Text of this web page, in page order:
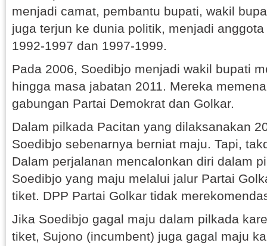
menjadi camat, pembantu bupati, wakil
juga terjun ke dunia politik, menjadi
1992-1997 dan 1997-1999.
Pada 2006, Soedibjo menjadi wakil bupati
hingga masa jabatan 2011. Mereka
gabungan Partai Demokrat dan Golkar.
Dalam pilkada Pacitan yang dilaksanakan
Soedibjo sebenarnya berniat maju. Tapi,
Dalam perjalanan mencalonkan diri dalam
Soedibjo yang maju melalui jalur Partai
tiket. DPP Partai Golkar tidak
Jika Soedibjo gagal maju dalam pilkada
tiket, Sujono (incumbent) juga gagal maju